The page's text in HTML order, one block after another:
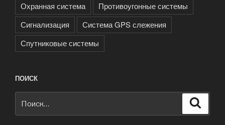
Охранная система
Противоугонные системы
Сигнализация
Система GPS слежения
Спутниковые системы
ПОИСК